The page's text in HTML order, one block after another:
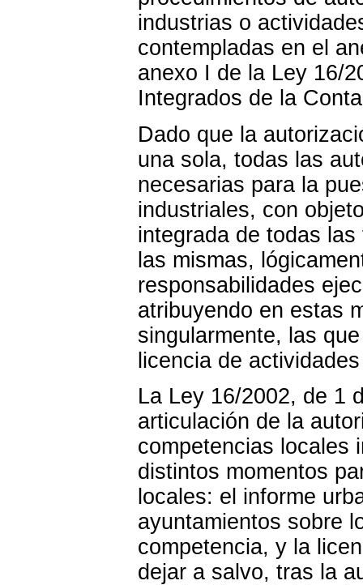
industrias o
contempladas en el
anexo I de la Ley 16/
Integrados de la
Dado que la
una sola, todas las
necesarias para la
industriales, con
integrada de todas
las mismas,
responsabilidades
atribuyendo en estas
singularmente, las
licencia de
La Ley 16/2002, de 1
articulación de la
competencias locales
distintos momentos
locales: el informe
ayuntamientos sobre
competencia, y la
dejar a salvo, tras la